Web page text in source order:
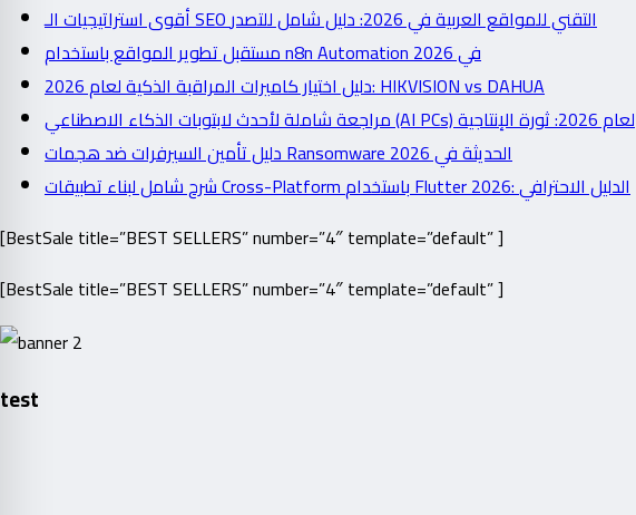
أقوى استراتيجيات الـ SEO التقني للمواقع العربية في 2026: دليل شامل للتصدر
مستقبل تطوير المواقع باستخدام n8n Automation في 2026
دليل اختيار كاميرات المراقبة الذكية لعام 2026: HIKVISION vs DAHUA
مراجعة شاملة لأحدث لابتوبات الذكاء الاصطناعي (AI PCs) لعام 2026: ثورة الإنتاجية
دليل تأمين السيرفرات ضد هجمات Ransomware الحديثة في 2026
شرح شامل لبناء تطبيقات Cross-Platform باستخدام Flutter 2026: الدليل الاحترافي
[BestSale title=”BEST SELLERS” number=”4″ template=”default” ]
[BestSale title=”BEST SELLERS” number=”4″ template=”default” ]
test